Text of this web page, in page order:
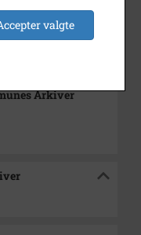
2050)
Arkiver
valgte